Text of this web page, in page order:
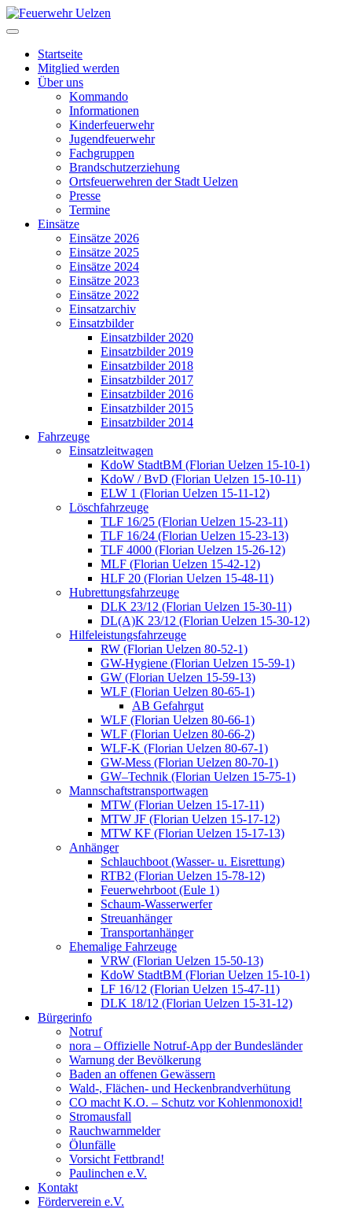
Startseite
Mitglied werden
Über uns
Kommando
Informationen
Kinderfeuerwehr
Jugendfeuerwehr
Fachgruppen
Brandschutzerziehung
Ortsfeuerwehren der Stadt Uelzen
Presse
Termine
Einsätze
Einsätze 2026
Einsätze 2025
Einsätze 2024
Einsätze 2023
Einsätze 2022
Einsatzarchiv
Einsatzbilder
Einsatzbilder 2020
Einsatzbilder 2019
Einsatzbilder 2018
Einsatzbilder 2017
Einsatzbilder 2016
Einsatzbilder 2015
Einsatzbilder 2014
Fahrzeuge
Einsatzleitwagen
KdoW StadtBM (Florian Uelzen 15-10-1)
KdoW / BvD (Florian Uelzen 15-10-11)
ELW 1 (Florian Uelzen 15-11-12)
Löschfahrzeuge
TLF 16/25 (Florian Uelzen 15-23-11)
TLF 16/24 (Florian Uelzen 15-23-13)
TLF 4000 (Florian Uelzen 15-26-12)
MLF (Florian Uelzen 15-42-12)
HLF 20 (Florian Uelzen 15-48-11)
Hubrettungsfahrzeuge
DLK 23/12 (Florian Uelzen 15-30-11)
DL(A)K 23/12 (Florian Uelzen 15-30-12)
Hilfeleistungsfahrzeuge
RW (Florian Uelzen 80-52-1)
GW-Hygiene (Florian Uelzen 15-59-1)
GW (Florian Uelzen 15-59-13)
WLF (Florian Uelzen 80-65-1)
AB Gefahrgut
WLF (Florian Uelzen 80-66-1)
WLF (Florian Uelzen 80-66-2)
WLF-K (Florian Uelzen 80-67-1)
GW-Mess (Florian Uelzen 80-70-1)
GW–Technik (Florian Uelzen 15-75-1)
Mannschaftstransportwagen
MTW (Florian Uelzen 15-17-11)
MTW JF (Florian Uelzen 15-17-12)
MTW KF (Florian Uelzen 15-17-13)
Anhänger
Schlauchboot (Wasser- u. Eisrettung)
RTB2 (Florian Uelzen 15-78-12)
Feuerwehrboot (Eule 1)
Schaum-Wasserwerfer
Streuanhänger
Transportanhänger
Ehemalige Fahrzeuge
VRW (Florian Uelzen 15-50-13)
KdoW StadtBM (Florian Uelzen 15-10-1)
LF 16/12 (Florian Uelzen 15-47-11)
DLK 18/12 (Florian Uelzen 15-31-12)
Bürgerinfo
Notruf
nora – Offizielle Notruf-App der Bundesländer
Warnung der Bevölkerung
Baden an offenen Gewässern
Wald-, Flächen- und Heckenbrandverhütung
CO macht K.O. – Schutz vor Kohlenmonoxid!
Stromausfall
Rauchwarnmelder
Ölunfälle
Vorsicht Fettbrand!
Paulinchen e.V.
Kontakt
Förderverein e.V.